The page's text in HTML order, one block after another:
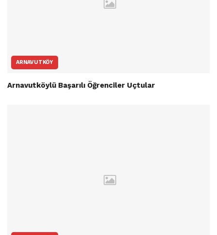
ARNAVUTKÖY
Arnavutköylü Başarılı Öğrenciler Uçtular